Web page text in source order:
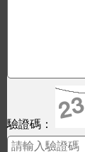
驗證碼：